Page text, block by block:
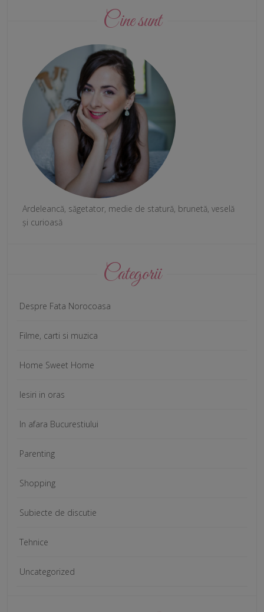
Cine sunt
Ardeleancă, săgetator, medie de statură, brunetă, veselă
și curioasă
Categorii
Despre Fata Norocoasa
Filme, carti si muzica
Home Sweet Home
Iesiri in oras
In afara Bucurestiului
Parenting
Shopping
Subiecte de discutie
Tehnice
Uncategorized